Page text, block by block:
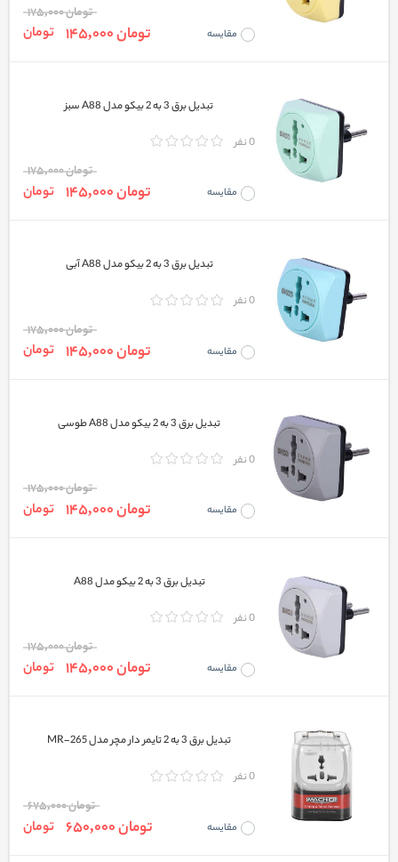
مقایسه
تومان 175,000
تومان 145,000 تومان
تبدیل برق 3 به 2 بیکو مدل A88 سبز
0 نفر
مقایسه
تومان 175,000
تومان 145,000 تومان
تبدیل برق 3 به 2 بیکو مدل A88 آبی
0 نفر
مقایسه
تومان 175,000
تومان 145,000 تومان
تبدیل برق 3 به 2 بیکو مدل A88 طوسی
0 نفر
مقایسه
تومان 175,000
تومان 145,000 تومان
تبدیل برق 3 به 2 بیکو مدل A88
0 نفر
مقایسه
تومان 175,000
تومان 145,000 تومان
تبدیل برق 3 به 2 تایمر دار مچر مدل MR-265
0 نفر
مقایسه
تومان 675,000
تومان 650,000 تومان